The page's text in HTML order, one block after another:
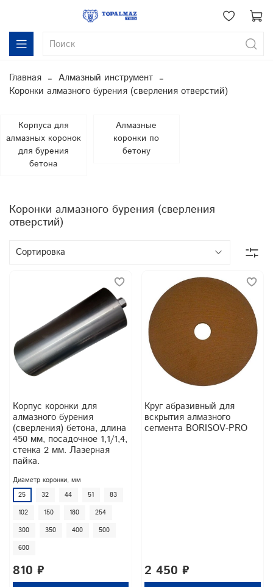
Главная
Алмазный инструмент
Коронки алмазного бурения (сверления отверстий)
Корпуса для
алмазных коронок
для бурения
бетона
Алмазные
коронки по
бетону
Коронки алмазного бурения (сверления
отверстий)
Корпус коронки для
алмазного бурения
(сверления) бетона, длина
450 мм, посадочное 1,1/1,4,
стенка 2 мм. Лазерная
пайка.
Диаметр коронки, мм
25
32 44 51
83
102
150 180
254
300
350 400
500
600
810 ₽
Круг абразивный для
вскрытия алмазного
сегмента BORISOV-PRO
2 450 ₽